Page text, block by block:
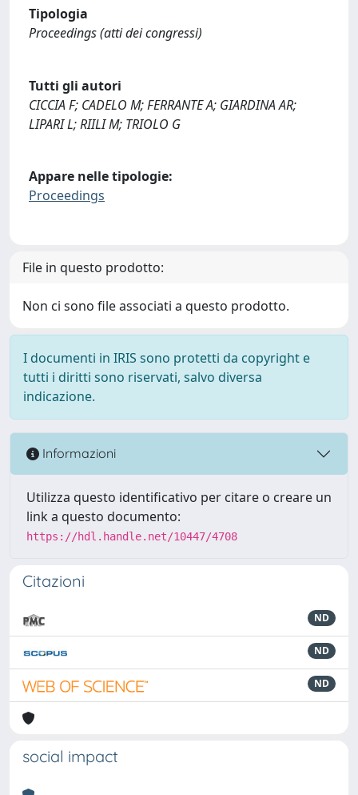
Tipologia
Proceedings (atti dei congressi)
Tutti gli autori
CICCIA F; CADELO M; FERRANTE A; GIARDINA AR;
LIPARI L; RIILI M; TRIOLO G
Appare nelle tipologie:
Proceedings
File in questo prodotto:
Non ci sono file associati a questo prodotto.
I documenti in IRIS sono protetti da copyright e
tutti i diritti sono riservati, salvo diversa
indicazione.
Informazioni
Utilizza questo identificativo per citare o creare un
link a questo documento:
https://hdl.handle.net/10447/4708
Citazioni
ND
ND
ND
social impact